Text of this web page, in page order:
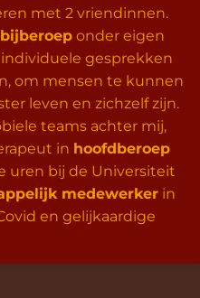
met 2 vriendinnen.
bijberoep onder eigen
gesprekken
om mensen te kunnen
leven en zichzelf zijn.
teams achter mij,
in hoofdberoep
uren bij de Universiteit
medewerker in
en gelijkaardige